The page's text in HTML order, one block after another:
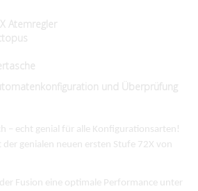
Atemregler
und Überprüfung
– echt genial für alle Konfigurationsarten!
genialen neuen ersten Stufe 72X von
Fusion eine optimale Performance unter